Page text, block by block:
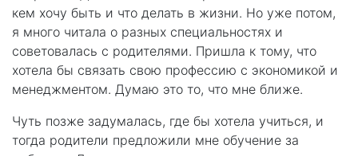
кем хочу быть и что делать в жизни. Но уже потом,
я много читала о разных специальностях и
советовалась с родителями. Пришла к тому, что
хотела бы связать свою профессию с экономикой и
менеджментом. Думаю это то, что мне ближе.
Чуть позже задумалась, где бы хотела учиться, и
тогда родители предложили мне обучение за